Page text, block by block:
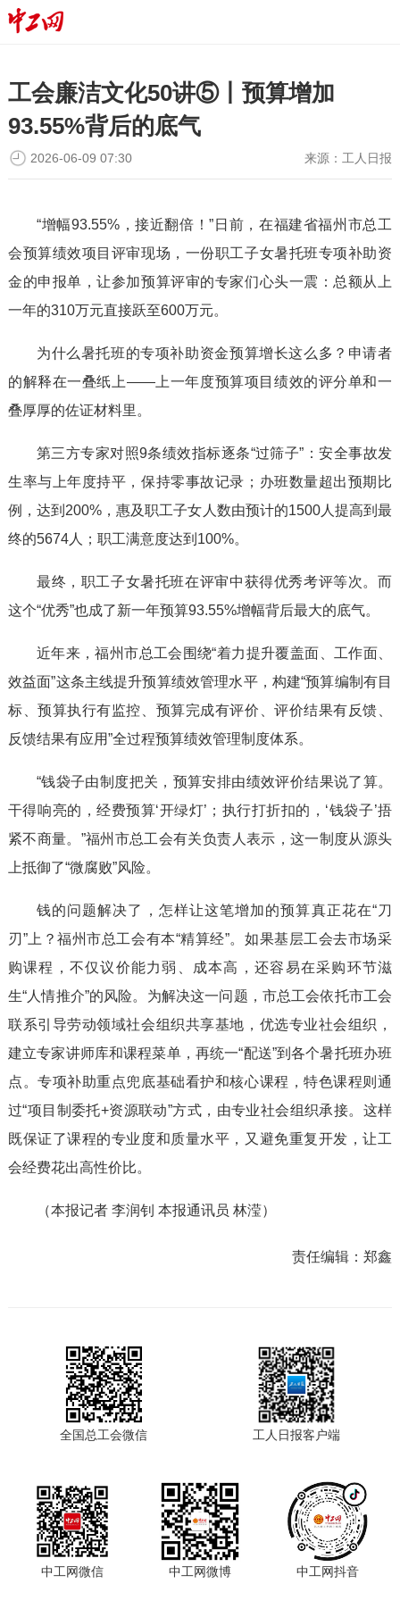
工会廉洁文化50讲⑤丨预算增加
93.55%背后的底气
来源： 工人日报
2026-06-09 07:30
“增幅93.55%，接近翻倍！”日前，在福建省福州市总工
会预算绩效项目评审现场，一份职工子女暑托班专项补助资
金的申报单，让参加预算评审的专家们心头一震：总额从上
一年的310万元直接跃至600万元。
为什么暑托班的专项补助资金预算增长这么多？申请者
的解释在一叠纸上——上一年度预算项目绩效的评分单和一
叠厚厚的佐证材料里。
第三方专家对照9条绩效指标逐条“过筛子”：安全事故发
生率与上年度持平，保持零事故记录；办班数量超出预期比
例，达到200%，惠及职工子女人数由预计的1500人提高到最
终的5674人；职工满意度达到100%。
最终，职工子女暑托班在评审中获得优秀考评等次。而
这个“优秀”也成了新一年预算93.55%增幅背后最大的底气。
近年来，福州市总工会围绕“着力提升覆盖面、工作面、
效益面”这条主线提升预算绩效管理水平，构建“预算编制有目
标、预算执行有监控、预算完成有评价、评价结果有反馈、
反馈结果有应用”全过程预算绩效管理制度体系。
“钱袋子由制度把关，预算安排由绩效评价结果说了算。
干得响亮的，经费预算‘开绿灯’；执行打折扣的，‘钱袋子’捂
紧不商量。”福州市总工会有关负责人表示，这一制度从源头
上抵御了“微腐败”风险。
钱的问题解决了，怎样让这笔增加的预算真正花在“刀
刃”上？福州市总工会有本“精算经”。如果基层工会去市场采
购课程，不仅议价能力弱、成本高，还容易在采购环节滋
生“人情推介”的风险。为解决这一问题，市总工会依托市工会
联系引导劳动领域社会组织共享基地，优选专业社会组织，
建立专家讲师库和课程菜单，再统一“配送”到各个暑托班办班
点。专项补助重点兜底基础看护和核心课程，特色课程则通
过“项目制委托+资源联动”方式，由专业社会组织承接。这样
既保证了课程的专业度和质量水平，又避免重复开发，让工
会经费花出高性价比。
（本报记者 李润钊 本报通讯员 林滢）
责任编辑：郑鑫
全国总工会微信 工人日报客户端
中工网微信 中工网微博 中工网抖音